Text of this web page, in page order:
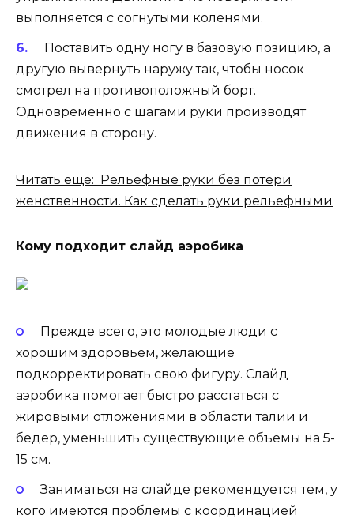
выполняется с согнутыми коленями.
Поставить одну ногу в базовую позицию, а
другую вывернуть наружу так, чтобы носок
смотрел на противоположный борт.
Одновременно с шагами руки производят
движения в сторону.
Читать еще: Рельефные руки без потери
женственности. Как сделать руки рельефными
Кому подходит слайд аэробика
Прежде всего, это молодые люди с
хорошим здоровьем, желающие
подкорректировать свою фигуру. Слайд
аэробика помогает быстро расстаться с
жировыми отложениями в области талии и
бедер, уменьшить существующие объемы на 5-
15 см.
Заниматься на слайде рекомендуется тем, у
кого имеются проблемы с координацией